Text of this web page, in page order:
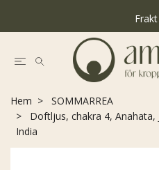
Hem
SOMMARREA
Doftljus, chakra 4,
India